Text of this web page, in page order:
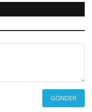
GÖNDER